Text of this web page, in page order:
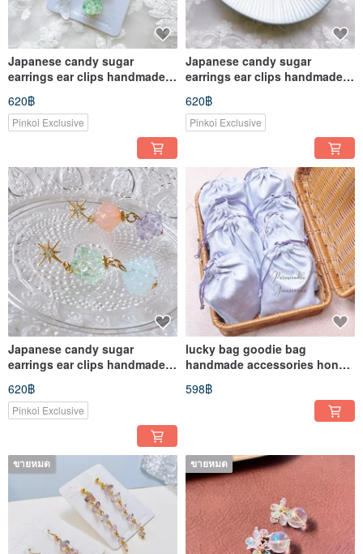
Japanese candy sugar
earrings ear clips handmade
accessories
620฿
Pinkoi Exclusive
Japanese candy sugar
earrings ear clips handmade
accessories
620฿
Pinkoi Exclusive
Japanese candy sugar
earrings ear clips handmade
accessories
620฿
Pinkoi Exclusive
lucky bag goodie bag
handmade accessories hong
kong
598฿
ขายหมด ขายหมด